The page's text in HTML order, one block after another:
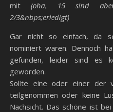
mit(oha, 15 sind
2/3&nbps;erledigt)
Gar nicht so einfach, da
nominiert waren. Dennoch
gefunden, leider sind es
geworden.
Sollte eine oder einer der
teilgenommen oder keine
Nachsicht. Das schöne ist